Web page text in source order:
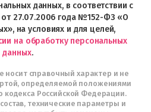
Telegram
данных, в соответствии с
27.07.2006 года №152-ФЗ «О
на условиях и для целей,
на обработку персональных
данных.
носит справочный характер и не
определяемой положениями
кодекса Российской Федерации.
технические параметры и